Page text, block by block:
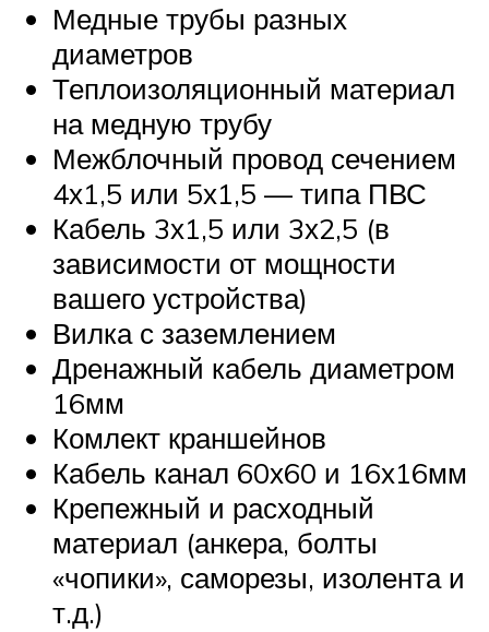
Медные трубы разных
диаметров
Теплоизоляционный материал
на медную трубу
Межблочный провод сечением
4х1,5 или 5х1,5 — типа ПВС
Кабель 3х1,5 или 3х2,5 (в
зависимости от мощности
вашего устройства)
Вилка с заземлением
Дренажный кабель диаметром
16мм
Комлект краншейнов
Кабель канал 60х60 и 16х16мм
Крепежный и расходный
материал (анкера, болты
«чопики», саморезы, изолента и
т.д.)